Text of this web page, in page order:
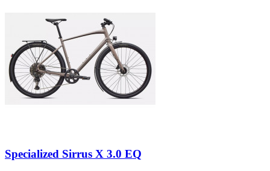
Specialized Sirrus X 3.0 EQ